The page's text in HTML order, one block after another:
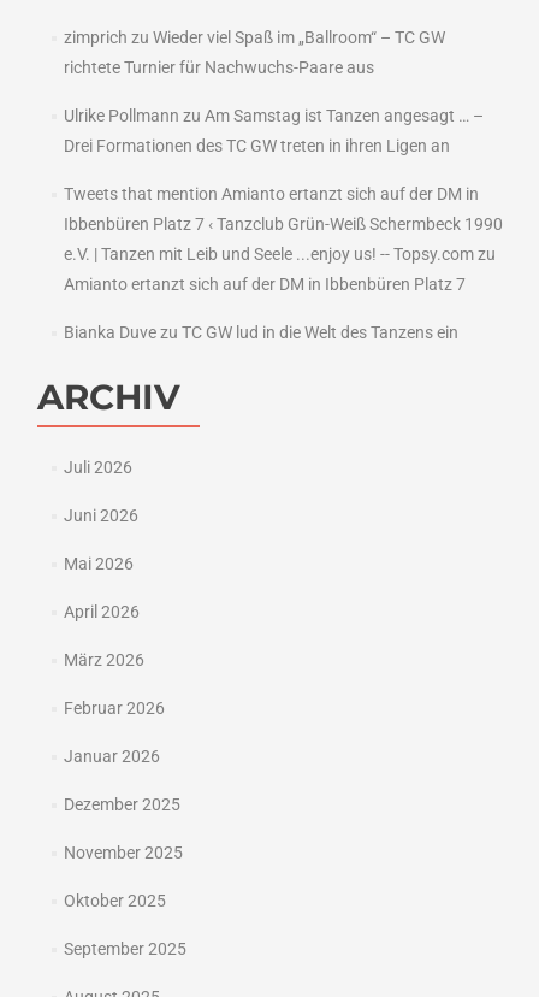
zimprich zu Wieder viel Spaß im „Ballroom“ – TC GW
richtete Turnier für Nachwuchs-Paare aus
Ulrike Pollmann zu Am Samstag ist Tanzen angesagt … –
Drei Formationen des TC GW treten in ihren Ligen an
Tweets that mention Amianto ertanzt sich auf der DM in
Ibbenbüren Platz 7 ‹ Tanzclub Grün-Weiß Schermbeck 1990
e.V. | Tanzen mit Leib und Seele ...enjoy us! -- Topsy.comzu
Amianto ertanzt sich auf der DM in Ibbenbüren Platz 7
Bianka Duvezu TC GW lud in die Welt des Tanzens ein
ARCHIV
Juli 2026
Juni 2026
Mai 2026
April 2026
März 2026
Februar 2026
Januar 2026
Dezember 2025
November 2025
Oktober 2025
September 2025